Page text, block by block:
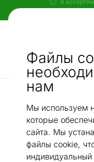
Файлы
нам
Мы используем
которые
сайта. Мы
файлы cookie,
Гибкие
Мебель и
Ищи...
Индукционная